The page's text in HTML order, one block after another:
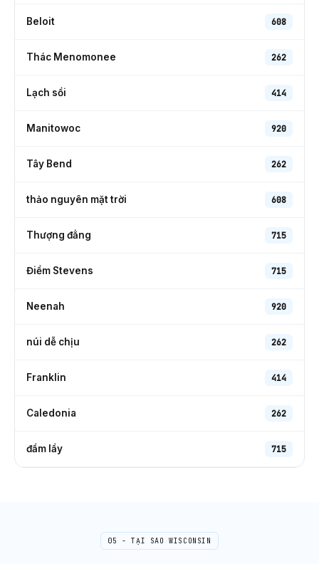
Beloit 608
Thác Menomonee 262
Lạch sồi 414
Manitowoc 920
Tây Bend 262
thảo nguyên mặt trời 608
Thượng đẳng 715
Điểm Stevens 715
Neenah 920
núi dễ chịu 262
Franklin 414
Caledonia 262
đầm lầy 715
05 - TẠI SAOWISCONSIN